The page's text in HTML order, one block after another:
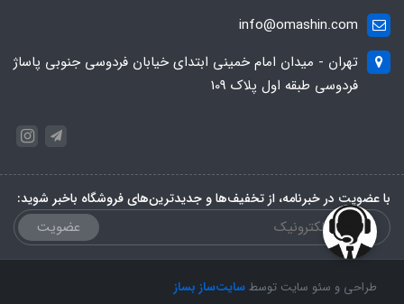
info@omashin.com
تهران - میدان امام خمینی ابتدای خیابان فردوسی جنوبی پاساژ
فردوسی طبقه اول پلاک 109
با عضویت در خبرنامه، از تخفیف‌ها و جدیدترین‌های فروشگاه باخبر شوید:
عضویت
طراحی و سئو سایت توسطسایت‌ساز بساز